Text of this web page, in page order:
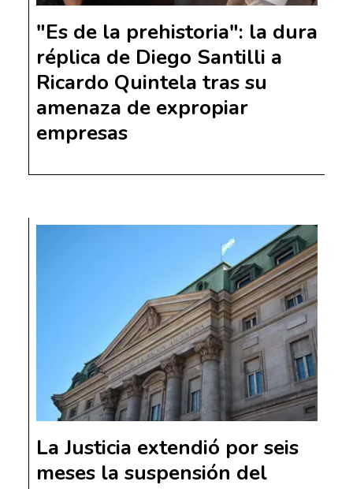
"Es de la prehistoria": la dura
réplica de Diego Santilli a
Ricardo Quintela tras su
amenaza de expropiar
empresas
La Justicia extendió por seis
meses la suspensión del